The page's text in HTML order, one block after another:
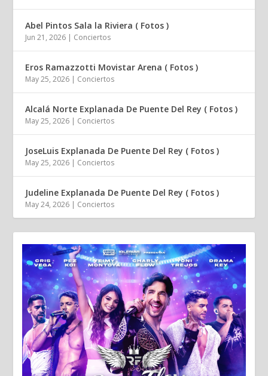
Abel Pintos Sala la Riviera ( Fotos )
Jun 21, 2026 | Conciertos
Eros Ramazzotti Movistar Arena ( Fotos )
May 25, 2026 | Conciertos
Alcalá Norte Explanada De Puente Del Rey ( Fotos )
May 25, 2026 | Conciertos
JoseLuis Explanada De Puente Del Rey ( Fotos )
May 25, 2026 | Conciertos
Judeline Explanada De Puente Del Rey ( Fotos )
May 24, 2026 | Conciertos